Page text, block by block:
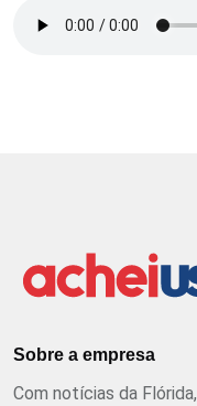
Sobre a empresa
Com notícias da